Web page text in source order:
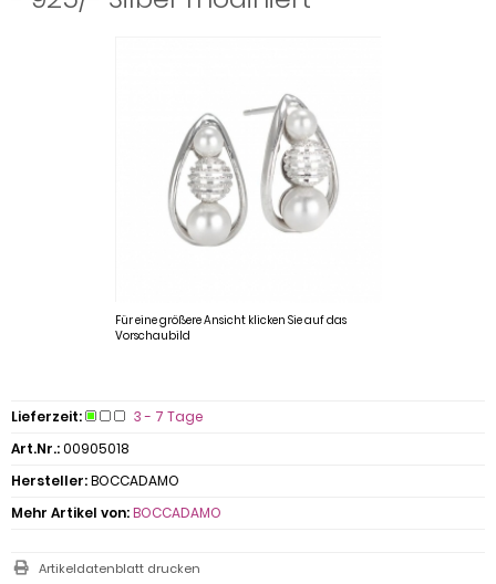
Für eine größere Ansicht klicken Sie auf das
Vorschaubild
Lieferzeit:
3 - 7 Tage
Art.Nr.:00905018
Hersteller:BOCCADAMO
Mehr Artikel von:BOCCADAMO
Artikeldatenblatt drucken